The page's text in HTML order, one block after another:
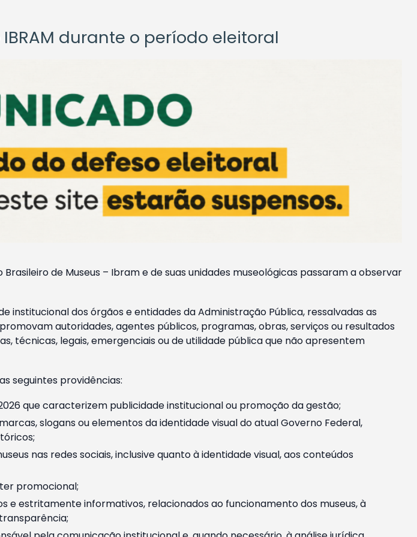
durante o período eleitoral
de Museus – Ibram e de suas unidades museológicas passaram a observar
institucional dos órgãos e entidades da Administração Pública, ressalvadas as
autoridades, agentes públicos, programas, obras, serviços ou resultados
técnicas, legais, emergenciais ou de utilidade pública que não apresentem
seguintes providências:
que caracterizem publicidade institucional ou promoção da gestão;
slogans ou elementos da identidade visual do atual Governo Federal,
nas redes sociais, inclusive quanto à identidade visual, aos conteúdos
promocional;
e estritamente informativos, relacionados ao funcionamento dos museus, à